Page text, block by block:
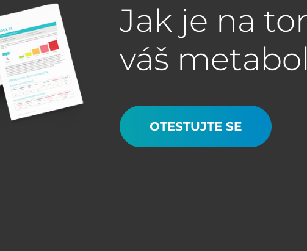
Jak je na
váš
OTESTUJTE SE